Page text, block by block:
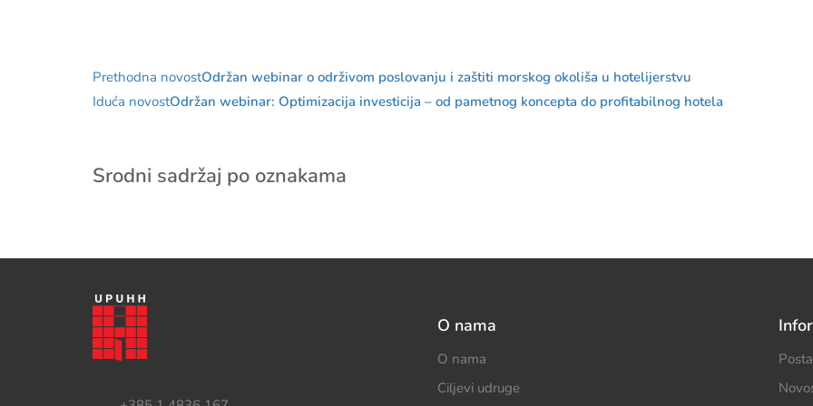
Prethodna novostOdržan webinar o održivom poslovanju i zaštiti morskog okoliša u hotelijerstvu
Iduća novostOdržan webinar: Optimizacija investicija – od pametnog koncepta do profitabilnog hotela
Srodni sadržaj po oznakama
O nama
O nama
Ciljevi udruge